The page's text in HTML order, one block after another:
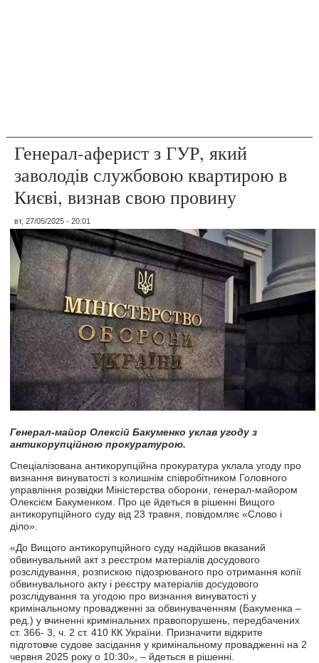
Генерал-аферист з ГУР, який
заволодів службовою квартирою в
Києві, визнав свою провину
вт, 27/05/2025 - 20:01
Генерал-майор Олексій Бакуменко уклав угоду з
антикорупційною прокуратурою.
Спеціалізована антикорупційна прокуратура уклала угоду про
визнання винуватості з колишнім співробітником Головного
управління розвідки Міністерства оборони, генерал-майором
Олексієм Бакуменком. Про це йдеться в рішенні Вищого
антикорупційного суду від 23 травня, повідомляє «Слово і
діло».
«До Вищого антикорупційного суду надійшов вказаний
обвинувальний акт з реєстром матеріалів досудового
розслідування, розпискою підозрюваного про отримання копії
обвинувального акту і реєстру матеріалів досудового
розслідування та угодою про визнання винуватості у
кримінальному провадженні за обвинуваченням (Бакуменка –
ред.) у вчиненні кримінальних правопорушень, передбачених
ст. 366- 3, ч. 2 ст. 410 КК України. Призначити відкрите
підготовче судове засідання у кримінальному провадженні на 2
червня 2025 року о 10:30», – йдеться в рішенні.